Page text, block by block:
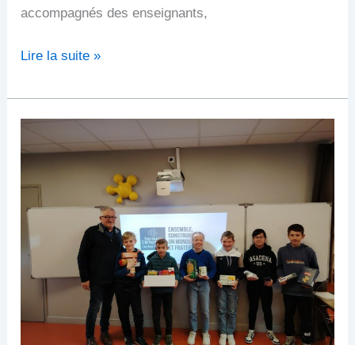
accompagnés des enseignants,
Lire la suite »
du
secours
catholique